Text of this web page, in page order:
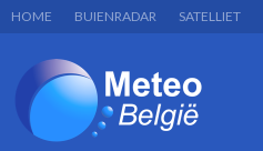
HOME BUIENRADAR SATELLIET